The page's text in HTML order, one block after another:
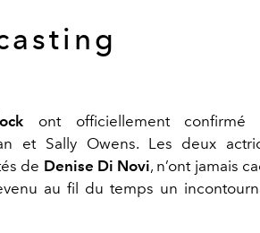
ont officiellement confirmé
et Sally Owens. Les deux
de Denise Di Novi, n’ont jamais
au fil du temps un